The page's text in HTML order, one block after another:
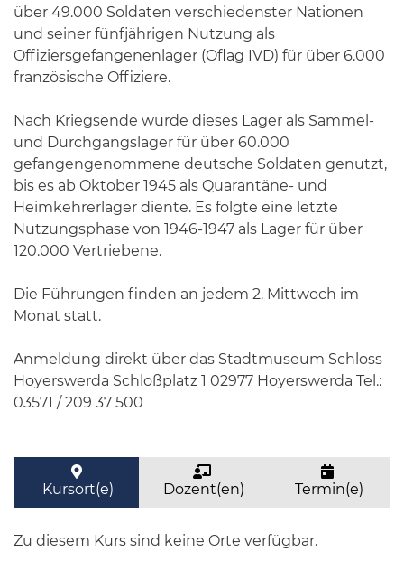
über 49.000 Soldaten verschiedenster Nationen
und seiner fünfjährigen Nutzung als
Offiziersgefangenenlager (Oflag IVD) für über 6.000
französische Offiziere.
Nach Kriegsende wurde dieses Lager als Sammel-
und Durchgangslager für über 60.000
gefangengenommene deutsche Soldaten genutzt,
bis es ab Oktober 1945 als Quarantäne- und
Heimkehrerlager diente. Es folgte eine letzte
Nutzungsphase von 1946-1947 als Lager für über
120.000 Vertriebene.
Die Führungen finden an jedem 2. Mittwoch im
Monat statt.
Anmeldung direkt über das Stadtmuseum Schloss
Hoyerswerda Schloßplatz 1 02977 Hoyerswerda Tel.:
03571 / 209 37 500
Kursort(e) Dozent(en) Termin(e)
Zu diesem Kurs sind keine Orte verfügbar.